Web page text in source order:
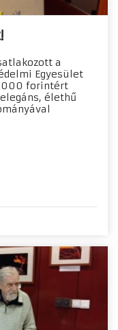
a
Egyesület
forintért
élethű